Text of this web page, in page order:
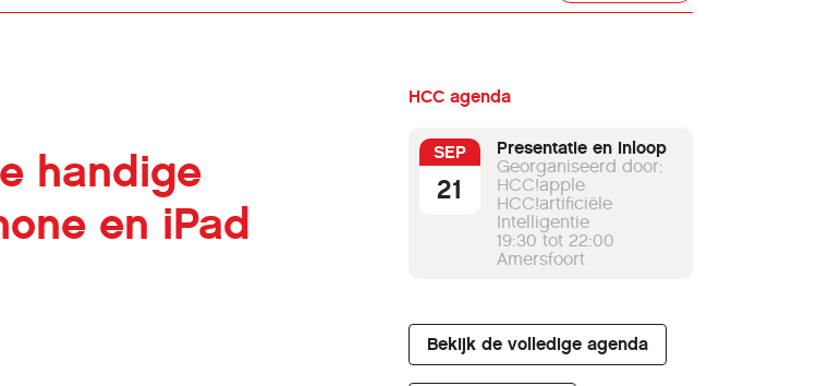
handige
en iPad
HCC agenda
SEP
21
Presentatie en inloop
Georganiseerd door:
HCC!apple
HCC!artificiële
Intelligentie
19:30 tot 22:00
Amersfoort
Bekijk de volledige agenda